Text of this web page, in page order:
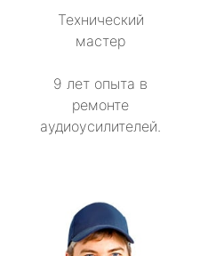
Технический
мастер
9 лет опыта в
ремонте
аудиоусилителей.